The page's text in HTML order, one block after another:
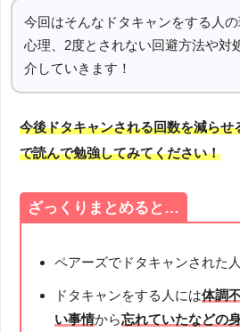
今回はそんなドタキャンをする人
心理、2度とされない回避方法や対
介していきます！
今後ドタキャンされる回数を減らせ
で読んで勉強してみてください！
ざっくりまとめると…
ペアーズでドタキャンされた
ドタキャンをする人には体調
い事情から忘れていたなどの